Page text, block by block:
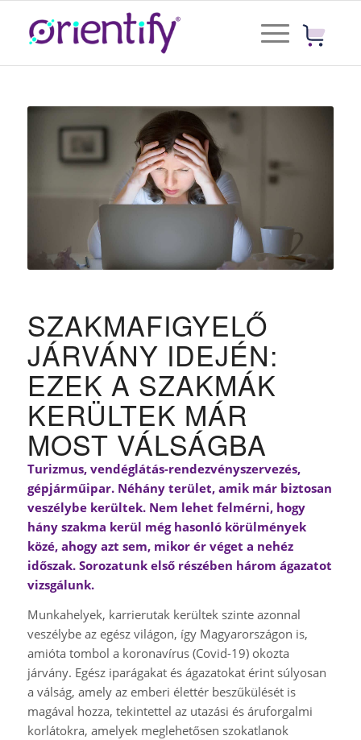
SZAKMAFIGYELŐ
JÁRVÁNY IDEJÉN:
EZEK A SZAKMÁK
KERÜLTEK MÁR
MOST VÁLSÁGBA
Turizmus, vendéglátás-rendezvényszervezés,
gépjárműipar. Néhány terület, amik már biztosan
veszélybe kerültek. Nem lehet felmérni, hogy
hány szakma kerül még hasonló körülmények
közé, ahogy azt sem, mikor ér véget a nehéz
időszak. Sorozatunk első részében három ágazatot
vizsgálunk.
Munkahelyek, karrierutak kerültek szinte azonnal
veszélybe az egész világon, így Magyarországon is,
amióta tombol a koronavírus (Covid-19) okozta
járvány. Egész iparágakat és ágazatokat érint súlyosan
a válság, amely az emberi élettér beszűkülését is
magával hozza, tekintettel az utazási és áruforgalmi
korlátokra, amelyek meglehetősen szokatlanok